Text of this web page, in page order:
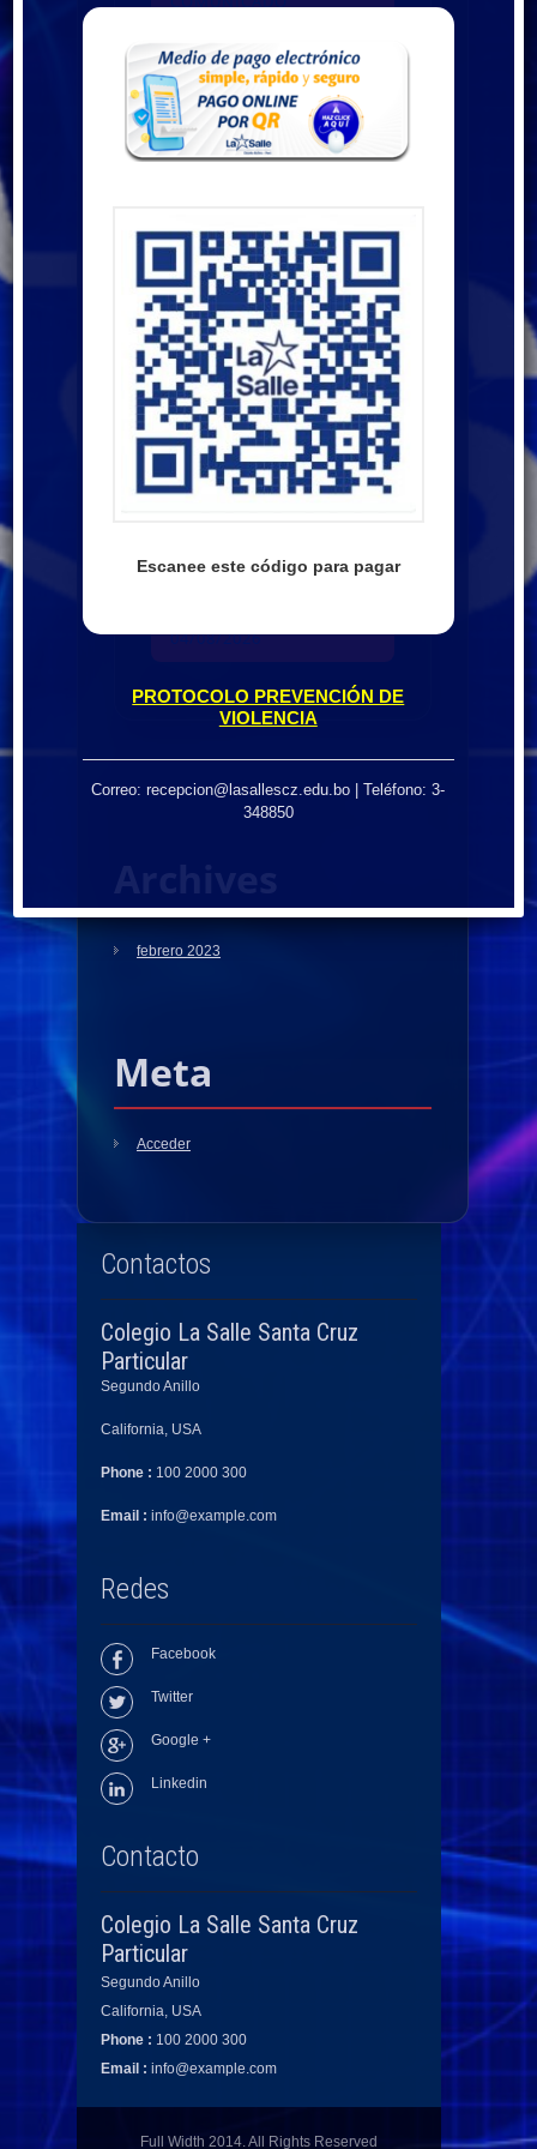
COMUNICADO
11/05/2026
COMUNICADO
COMUNICADO
28/05/2026
COMUNICADO
16/06/2026
COMUNICADO
06/07/2026
COMUNICADO
17/07/2026
29/07/2026
04/08/2026
febrero 2023
Meta
Acceder
Contactos
Colegio La Salle Santa Cruz
Particular
Segundo Anillo
California, USA
Phone : 100 2000 300
Email : info@example.com
Redes
Facebook
Twitter
Google +
Linkedin
Contacto
Colegio La Salle Santa Cruz
Particular
Segundo Anillo
California, USA
Phone : 100 2000 300
Email : info@example.com
Full Width 2014. All Rights Reserved
Escanee este código para pagar
PROTOCOLO PREVENCIÓN DE
VIOLENCIA
Correo: recepcion@lasallescz.edu.bo | Teléfono: 3-
348850